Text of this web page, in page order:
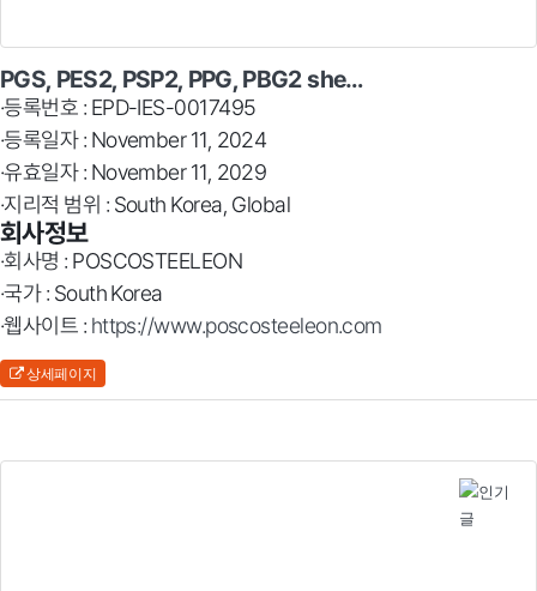
PGS, PES2, PSP2, PPG, PBG2 she…
·등록번호 : EPD-IES-0017495
·등록일자 : November 11, 2024
·유효일자 : November 11, 2029
·지리적 범위 : South Korea, Global
회사정보
·회사명 : POSCOSTEELEON
·국가 : South Korea
·웹사이트 : https://www.poscosteeleon.com
상세페이지